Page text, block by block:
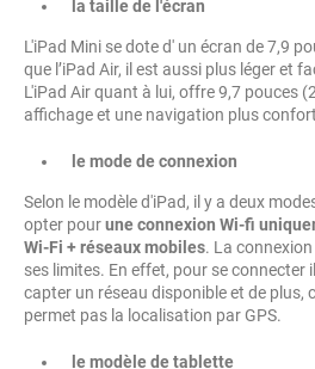
la taille de l'écran
L'iPad Mini se dote d' un écran de 7,9
que l’iPad Air, il est aussi plus léger et
L'iPad Air quant à lui, offre 9,7 pouces
affichage et une navigation plus
le mode de connexion
Selon le modèle d'iPad, il y a deux
opter pourune connexion Wi-fi
Wi-Fi + réseaux mobiles. La
ses limites. En effet, pour se connecter
capter un réseau disponible et de plus,
permet pas la localisation par GPS.
le modèle de tablette